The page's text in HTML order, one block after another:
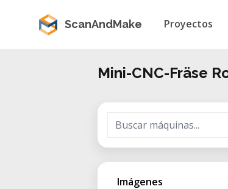
ScanAndMake Proyectos
Mini-CNC-Fräse
Imágenes